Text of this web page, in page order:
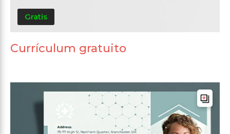
Gratis
Currículum gratuito